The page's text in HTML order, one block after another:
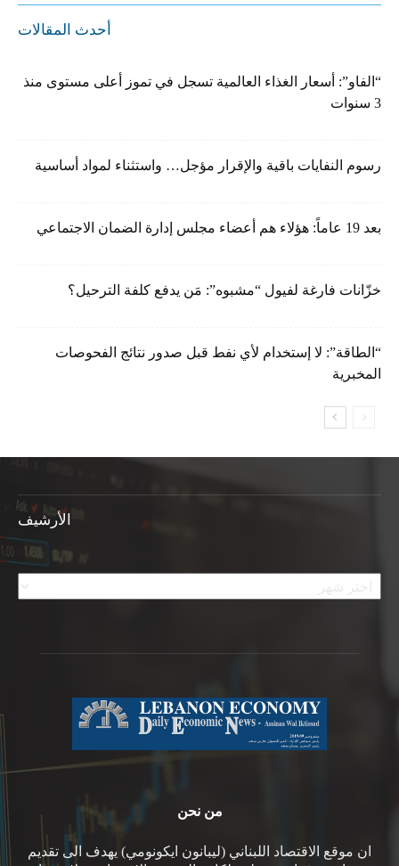
أحدث المقالات
“الفاو”: أسعار الغذاء العالمية تسجل في تموز أعلى مستوى منذ
3 سنوات
رسوم النفايات باقية والإقرار مؤجل… واستثناء لمواد أساسية
بعد 19 عاماً: هؤلاء هم أعضاء مجلس إدارة الضمان الاجتماعي
خزّانات فارغة لفيول “مشبوه”: مَن يدفع كلفة الترحيل؟
“الطاقة”: لا إستخدام لأي نفط قبل صدور نتائج الفحوصات
المخبرية
الأرشيف
الأرشيف
من نحن
ان موقع الاقتصاد اللبناني (ليبانون ايكونومي) يهدف الى تقديم